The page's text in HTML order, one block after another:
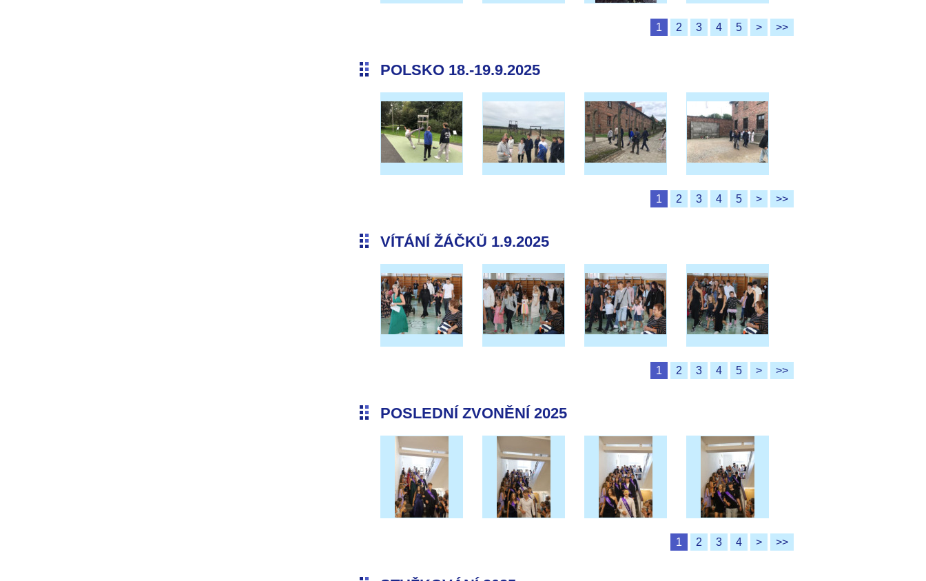
1 2 3 4 5 > >>
POLSKO 18.-19.9.2025
1 2 3 4 5 > >>
VÍTÁNÍ ŽÁČKŮ 1.9.2025
1 2 3 4 5 > >>
POSLEDNÍ ZVONĚNÍ 2025
1 2 3 4 > >>